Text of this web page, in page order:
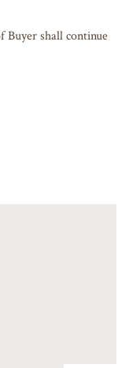
Buyer shall continue